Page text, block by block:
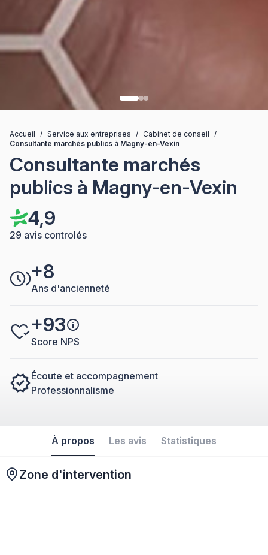
Accueil / Service aux entreprises / Cabinet de conseil
/
Consultante marchés publics à Magny-en-Vexin
Consultante marchés
publics à Magny-en-Vexin
4,9
29 avis controlés
+8
Ans d'ancienneté
+93
Score NPS
Écoute et accompagnement
Professionnalisme
À propos Les avis Statistiques
Zone d'intervention